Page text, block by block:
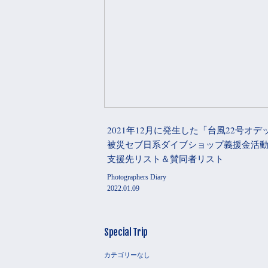
2021年12月に発生した「台風22号オデ
被災セブ日系ダイブショップ義援金活動
支援先リスト＆賛同者リスト
Photographers Diary
2022.01.09
Special Trip
カテゴリーなし